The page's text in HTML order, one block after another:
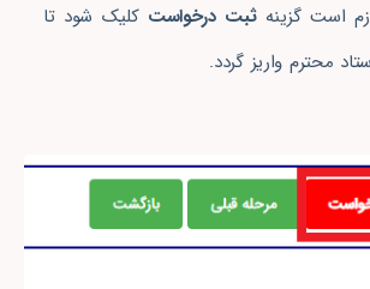
است گزینهثبت درخواستکلیک شود تا
محترم واریز گردد.